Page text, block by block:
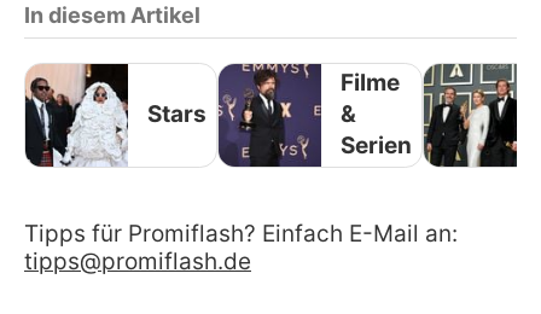
In diesem Artikel
Stars
Filme
&
Serien
Tipps für Promiflash? Einfach E-Mail an:
tipps@promiflash.de